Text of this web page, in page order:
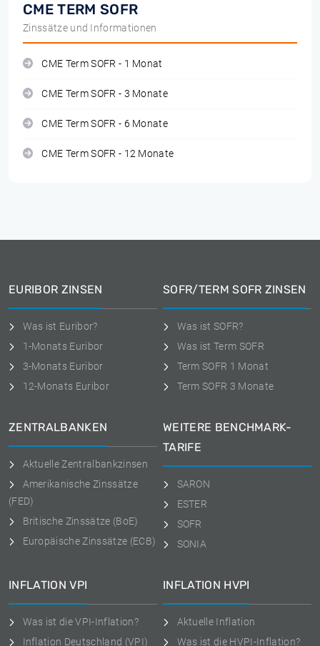
CME TERM SOFR
Zinssätze und Informationen
CME Term SOFR - 1 Monat
CME Term SOFR - 3 Monate
CME Term SOFR - 6 Monate
CME Term SOFR - 12 Monate
EURIBOR ZINSEN
Was ist Euribor?
1-Monats Euribor
3-Monats Euribor
12-Monats Euribor
SOFR/TERM SOFR ZINSEN
Was ist SOFR?
Was ist Term SOFR
Term SOFR 1 Monat
Term SOFR 3 Monate
ZENTRALBANKEN
Aktuelle Zentralbankzinsen
Amerikanische Zinssätze
(FED)
Britische Zinssätze (BoE)
Europäische Zinssätze (ECB)
WEITERE BENCHMARK-
TARIFE
SARON
ESTER
SOFR
SONIA
INFLATION VPI
Was ist die VPI-Inflation?
Inflation Deutschland (VPI)
INFLATION HVPI
Aktuelle Inflation
Was ist die HVPI-Inflation?